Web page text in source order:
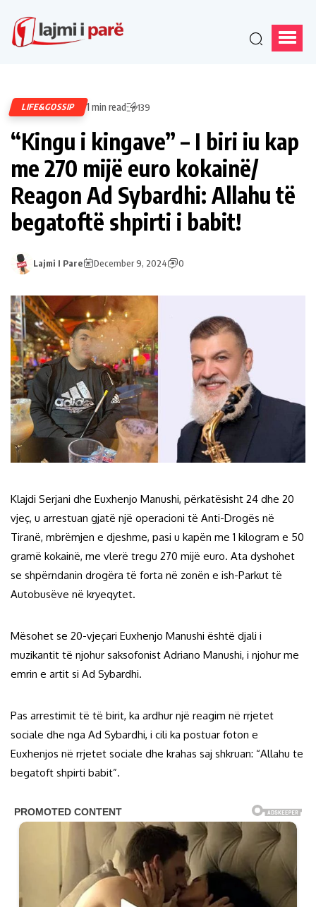
LIFE&GOSSIP 1 min read 139
“Kingu i kingave” – I biri iu kap
me 270 mijë euro kokainë/
Reagon Ad Sybardhi: Allahu të
begatoftë shpirti i babit!
Lajmi I Pare December 9, 2024 0
Klajdi Serjani dhe Euxhenjo Manushi, përkatësisht 24 dhe 20
vjeç, u arrestuan gjatë një operacioni të Anti-Drogës në
Tiranë, mbrëmjen e djeshme, pasi u kapën me 1 kilogram e 50
gramë kokainë, me vlerë tregu 270 mijë euro. Ata dyshohet
se shpërndanin drogëra të forta në zonën e ish-Parkut të
Autobusëve në kryeqytet.
Mësohet se 20-vjeçari Euxhenjo Manushi është djali i
muzikantit të njohur saksofonist Adriano Manushi, i njohur me
emrin e artit si Ad Sybardhi.
Pas arrestimit të të birit, ka ardhur një reagim në rrjetet
sociale dhe nga Ad Sybardhi, i cili ka postuar foton e
Euxhenjos në rrjetet sociale dhe krahas saj shkruan: “Allahu te
begatoft shpirti babit”.